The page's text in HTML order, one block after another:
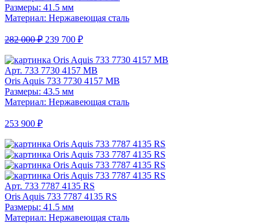
Размеры: 41.5 мм
Материал: Нержавеющая сталь
282 000 ₽ 239 700 ₽
Арт. 733 7730 4157 MB
Oris Aquis 733 7730 4157 MB
Размеры: 43.5 мм
Материал: Нержавеющая сталь
253 900 ₽
Арт. 733 7787 4135 RS
Oris Aquis 733 7787 4135 RS
Размеры: 41.5 мм
Материал: Нержавеющая сталь